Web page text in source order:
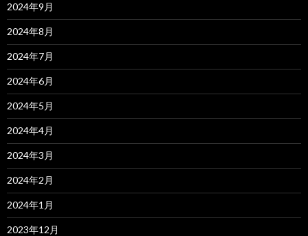
2024年9月
2024年8月
2024年7月
2024年6月
2024年5月
2024年4月
2024年3月
2024年2月
2024年1月
2023年12月